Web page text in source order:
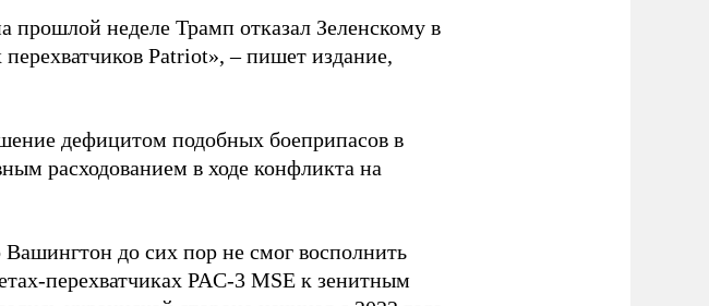
прошлой неделе Трамп отказал Зеленскому в
Patriot», – пишет издание,
дефицитом подобных боеприпасов в
расходованием в ходе конфликта на
до сих пор не смог восполнить
перехватчиках PAC-3 MSE к зенитным